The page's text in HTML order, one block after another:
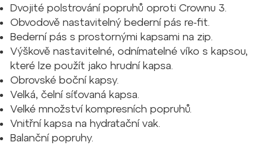
Dvojité polstrování popruhů oproti Crownu 3.
Obvodově nastavitelný bederní pás re-fit.
Bederní pás s prostornými kapsami na zip.
Výškově nastavitelné, odnímatelné víko s kapsou,
které lze použít jako hrudní kapsa.
Obrovské boční kapsy.
Velká, čelní síťovaná kapsa.
Velké množství kompresních popruhů.
Vnitřní kapsa na hydratační vak.
Balanční popruhy.